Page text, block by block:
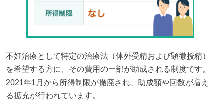
不妊治療として特定の治療法（体外受精および顕微授精）
を希望する方に、その費用の一部が助成される制度です。
2021年1月から所得制限が撤廃され、助成額や回数が増え
る拡充が行われています。